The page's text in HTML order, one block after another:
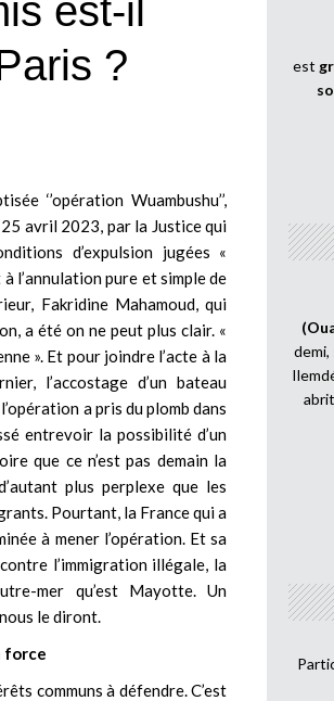
est-il
?
‘’opération Wuambushu’’,
avril 2023, par la Justice qui
d’expulsion jugées «
l’annulation pure et simple de
Fakridine Mahamoud, qui
a été on ne peut plus clair. «
». Et pour joindre l’acte à la
l’accostage d’un bateau
a pris du plomb dans
entrevoir la possibilité d’un
que ce n’est pas demain la
plus perplexe que les
Pourtant, la France qui a
à mener l’opération. Et sa
l’immigration illégale, la
mer qu’est Mayotte. Un
le diront.
force
communs à défendre. C’est
est
demi,